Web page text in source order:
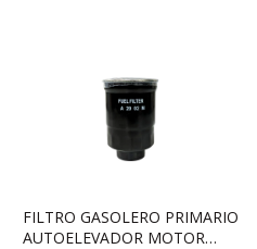
FILTRO GASOLERO PRIMARIO
AUTOELEVADOR MOTOR